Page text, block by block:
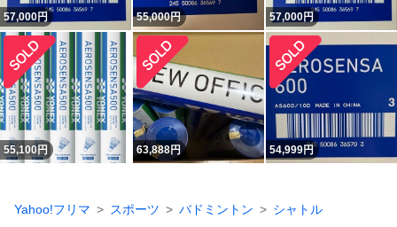
57,000円 55,000円 57,000円
55,100円 63,888円 54,999円
Yahoo!フリマ スポーツ バドミントン シャトル